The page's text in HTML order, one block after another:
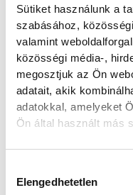
Sütiket használunk a
szabásához,
valamint
közösségi média-,
megosztjuk az Ön
adatait, akik
adatokkal, amelyeket
Ön által használt más
Elengedhetetlen
Mitől lesz egy
történeti
egy törött
veszítjük el az
ha egy
emelnek ki a
ezekről